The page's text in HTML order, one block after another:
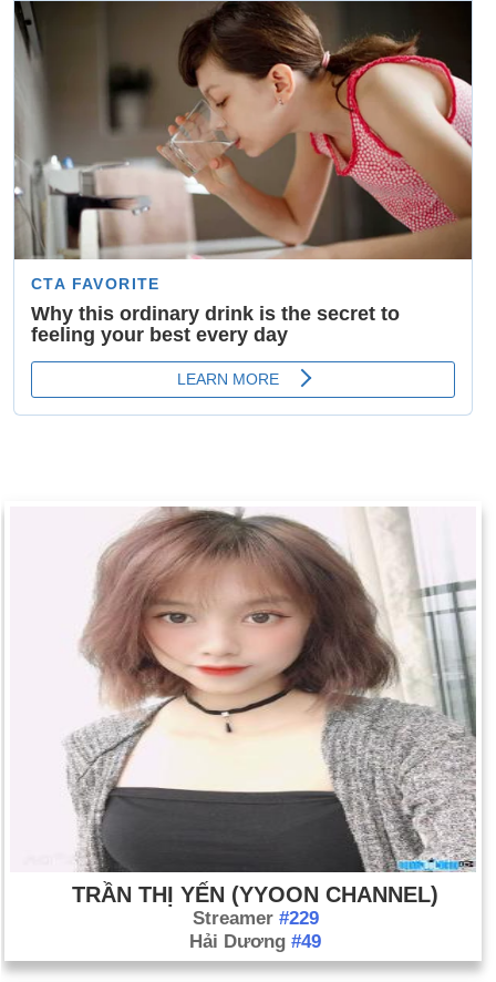
TRẦN THỊ YẾN (YYOON CHANNEL)
Streamer #229
Hải Dương #49